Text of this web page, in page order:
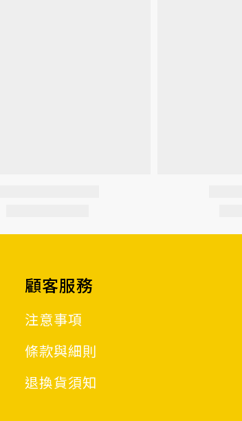
顧客服務
注意事項
條款與細則
退換貨須知